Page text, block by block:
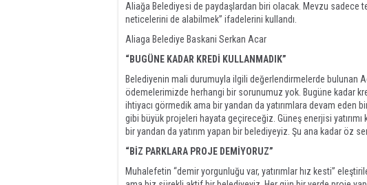
Aliağa Belediyesi de paydaşlardan biri olacak. Mevzu sadece
neticelerini de alabilmek” ifadelerini kullandı.
Aliaga Belediye Baskani Serkan Acar
“BUGÜNE KADAR KREDİ KULLANMADIK”
Belediyenin mali durumuyla ilgili değerlendirmelerde bulunan
ödemelerimizde herhangi bir sorunumuz yok. Bugüne kadar
ihtiyacı görmedik ama bir yandan da yatırımlara devam eden
gibi büyük projeleri hayata geçireceğiz. Güneş enerjisi
bir yandan da yatırım yapan bir belediyeyiz. Şu ana kadar öz
“BİZ PARKLARA PROJE DEMİYORUZ”
Muhalefetin “demir yorgunluğu var, yatırımlar hız kesti”